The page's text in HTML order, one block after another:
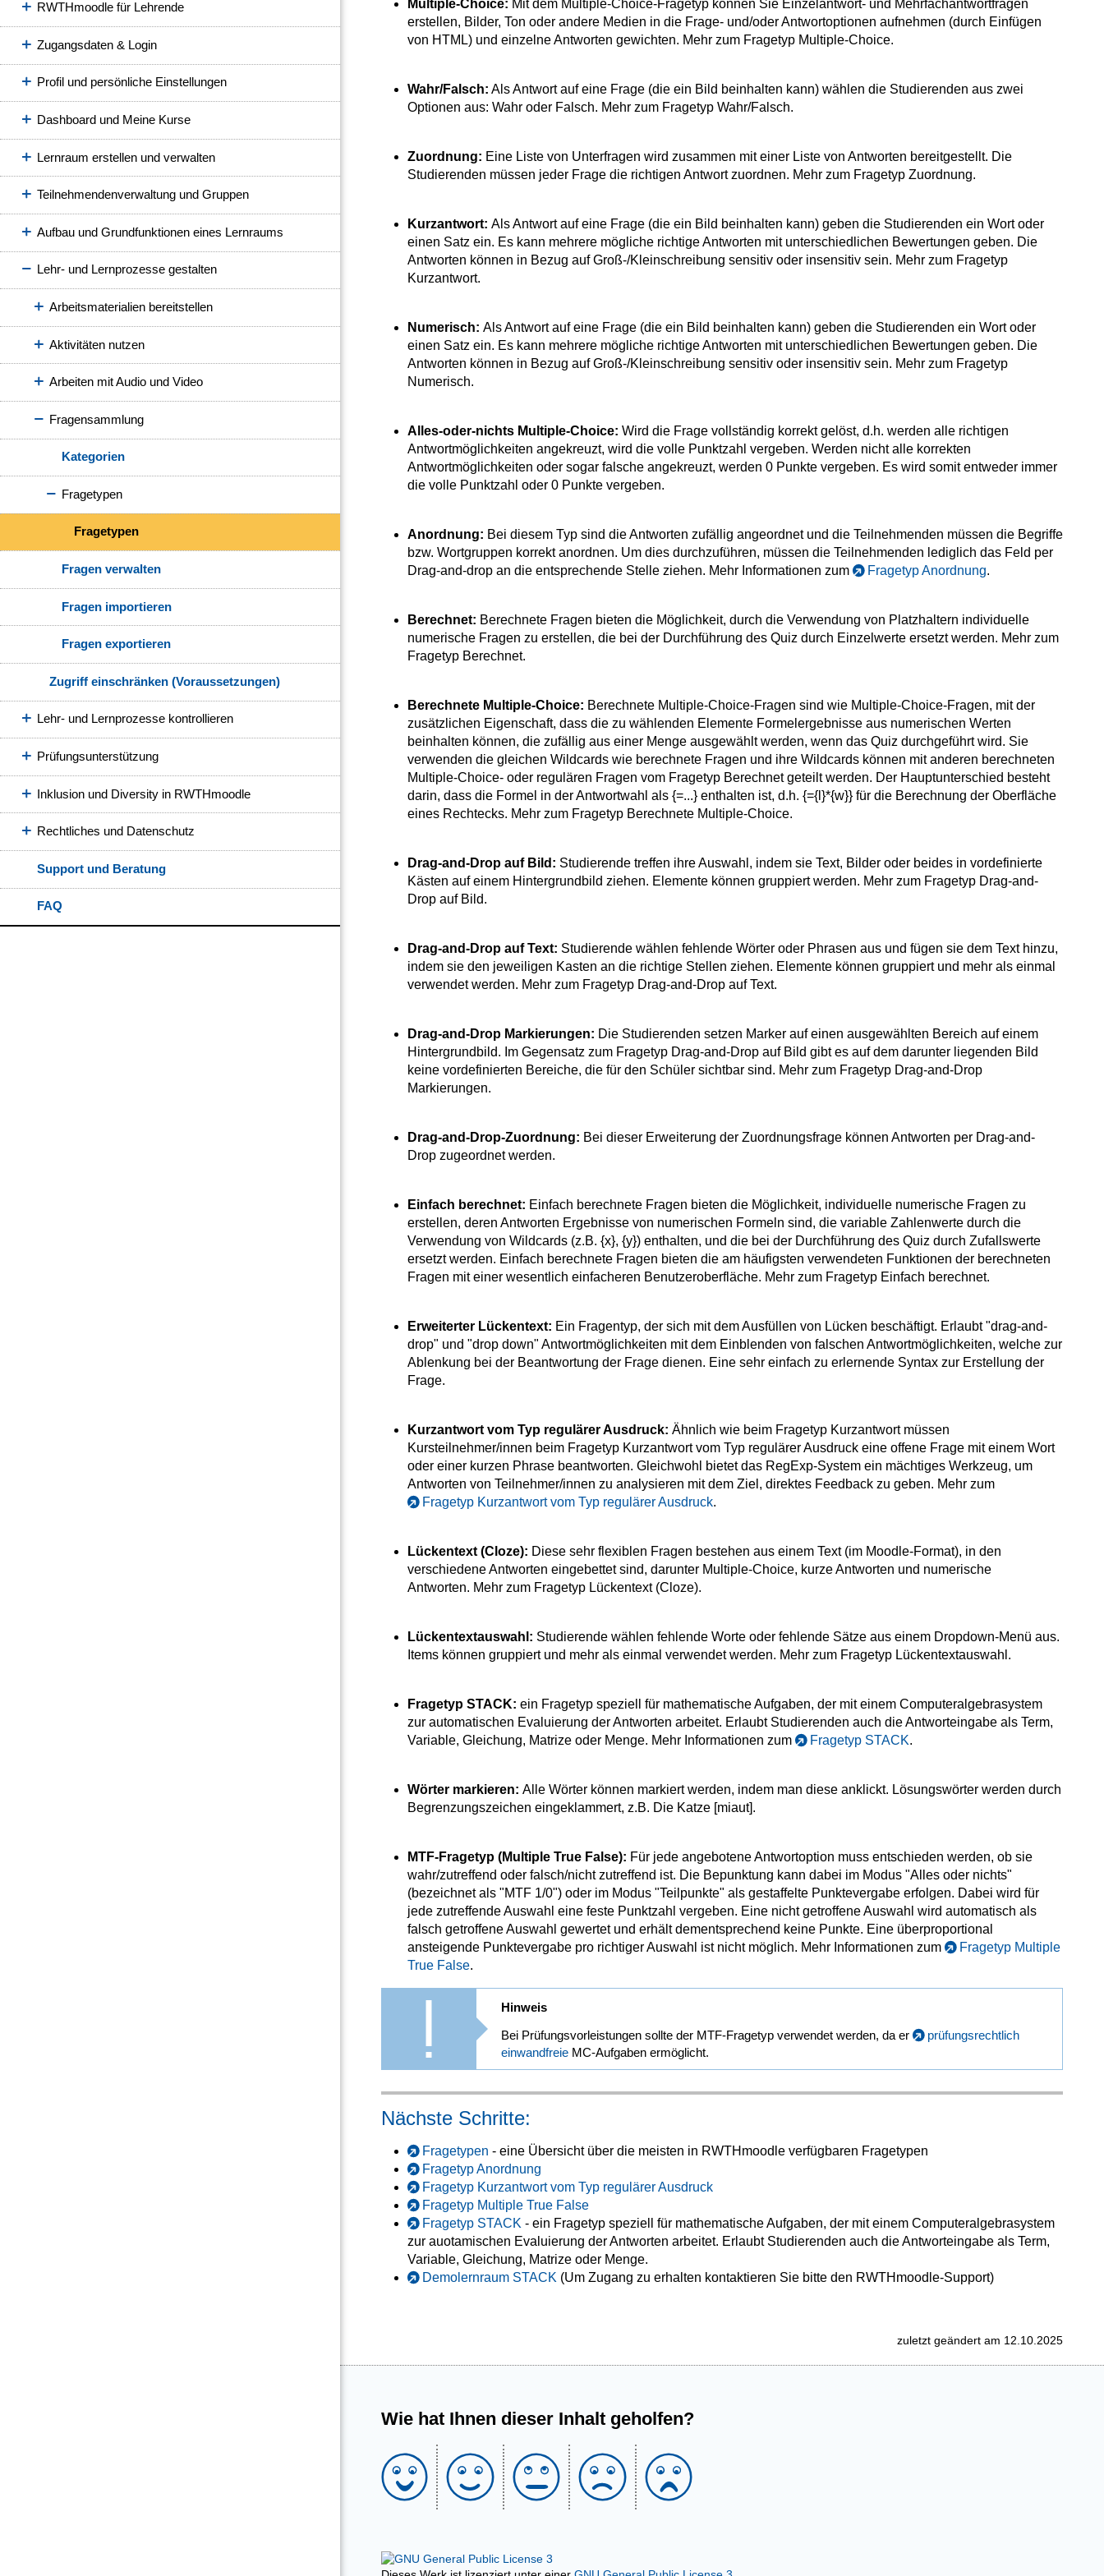
RWTHmoodle für Lehrende
Zugangsdaten & Login
Profil und persönliche Einstellungen
Dashboard und Meine Kurse
Lernraum erstellen und verwalten
Teilnehmendenverwaltung und Gruppen
Aufbau und Grundfunktionen eines Lernraums
Lehr- und Lernprozesse gestalten
Arbeitsmaterialien bereitstellen
Aktivitäten nutzen
Arbeiten mit Audio und Video
Fragensammlung
Kategorien
Fragetypen
Fragetypen
Fragen verwalten
Fragen importieren
Fragen exportieren
Zugriff einschränken (Voraussetzungen)
Lehr- und Lernprozesse kontrollieren
Prüfungsunterstützung
Inklusion und Diversity in RWTHmoodle
Rechtliches und Datenschutz
Support und Beratung
FAQ
Multiple-Choice: Mit dem Multiple-Choice-Fragetyp können Sie Einzelantwort- und Mehrfachantwortfragen
erstellen, Bilder, Ton oder andere Medien in die Frage- und/oder Antwortoptionen aufnehmen (durch Einfügen
von HTML) und einzelne Antworten gewichten. Mehr zum Fragetyp Multiple-Choice.
Wahr/Falsch: Als Antwort auf eine Frage (die ein Bild beinhalten kann) wählen die Studierenden aus zwei
Optionen aus: Wahr oder Falsch. Mehr zum Fragetyp Wahr/Falsch.
Zuordnung: Eine Liste von Unterfragen wird zusammen mit einer Liste von Antworten bereitgestellt. Die
Studierenden müssen jeder Frage die richtigen Antwort zuordnen. Mehr zum Fragetyp Zuordnung.
Kurzantwort: Als Antwort auf eine Frage (die ein Bild beinhalten kann) geben die Studierenden ein Wort oder
einen Satz ein. Es kann mehrere mögliche richtige Antworten mit unterschiedlichen Bewertungen geben. Die
Antworten können in Bezug auf Groß-/Kleinschreibung sensitiv oder insensitiv sein. Mehr zum Fragetyp
Kurzantwort.
Numerisch: Als Antwort auf eine Frage (die ein Bild beinhalten kann) geben die Studierenden ein Wort oder
einen Satz ein. Es kann mehrere mögliche richtige Antworten mit unterschiedlichen Bewertungen geben. Die
Antworten können in Bezug auf Groß-/Kleinschreibung sensitiv oder insensitiv sein. Mehr zum Fragetyp
Numerisch.
Alles-oder-nichts Multiple-Choice: Wird die Frage vollständig korrekt gelöst, d.h. werden alle richtigen
Antwortmöglichkeiten angekreuzt, wird die volle Punktzahl vergeben. Werden nicht alle korrekten
Antwortmöglichkeiten oder sogar falsche angekreuzt, werden 0 Punkte vergeben. Es wird somit entweder immer
die volle Punktzahl oder 0 Punkte vergeben.
Anordnung: Bei diesem Typ sind die Antworten zufällig angeordnet und die Teilnehmenden müssen die Begriffe
bzw. Wortgruppen korrekt anordnen. Um dies durchzuführen, müssen die Teilnehmenden lediglich das Feld per
Drag-and-drop an die entsprechende Stelle ziehen. Mehr Informationen zum
Fragetyp Anordnung.
Berechnet: Berechnete Fragen bieten die Möglichkeit, durch die Verwendung von Platzhaltern individuelle
numerische Fragen zu erstellen, die bei der Durchführung des Quiz durch Einzelwerte ersetzt werden. Mehr zum
Fragetyp Berechnet.
Berechnete Multiple-Choice: Berechnete Multiple-Choice-Fragen sind wie Multiple-Choice-Fragen, mit der
zusätzlichen Eigenschaft, dass die zu wählenden Elemente Formelergebnisse aus numerischen Werten
beinhalten können, die zufällig aus einer Menge ausgewählt werden, wenn das Quiz durchgeführt wird. Sie
verwenden die gleichen Wildcards wie berechnete Fragen und ihre Wildcards können mit anderen berechneten
Multiple-Choice- oder regulären Fragen vom Fragetyp Berechnet geteilt werden. Der Hauptunterschied besteht
darin, dass die Formel in der Antwortwahl als {=...} enthalten ist, d.h. {={l}*{w}} für die Berechnung der Oberfläche
eines Rechtecks. Mehr zum Fragetyp Berechnete Multiple-Choice.
Drag-and-Drop auf Bild: Studierende treffen ihre Auswahl, indem sie Text, Bilder oder beides in vordefinierte
Kästen auf einem Hintergrundbild ziehen. Elemente können gruppiert werden. Mehr zum Fragetyp Drag-and-
Drop auf Bild.
Drag-and-Drop auf Text: Studierende wählen fehlende Wörter oder Phrasen aus und fügen sie dem Text hinzu,
indem sie den jeweiligen Kasten an die richtige Stellen ziehen. Elemente können gruppiert und mehr als einmal
verwendet werden. Mehr zum Fragetyp Drag-and-Drop auf Text.
Drag-and-Drop Markierungen: Die Studierenden setzen Marker auf einen ausgewählten Bereich auf einem
Hintergrundbild. Im Gegensatz zum Fragetyp Drag-and-Drop auf Bild gibt es auf dem darunter liegenden Bild
keine vordefinierten Bereiche, die für den Schüler sichtbar sind. Mehr zum Fragetyp Drag-and-Drop
Markierungen.
Drag-and-Drop-Zuordnung: Bei dieser Erweiterung der Zuordnungsfrage können Antworten per Drag-and-
Drop zugeordnet werden.
Einfach berechnet: Einfach berechnete Fragen bieten die Möglichkeit, individuelle numerische Fragen zu
erstellen, deren Antworten Ergebnisse von numerischen Formeln sind, die variable Zahlenwerte durch die
Verwendung von Wildcards (z.B. {x}, {y}) enthalten, und die bei der Durchführung des Quiz durch Zufallswerte
ersetzt werden. Einfach berechnete Fragen bieten die am häufigsten verwendeten Funktionen der berechneten
Fragen mit einer wesentlich einfacheren Benutzeroberfläche. Mehr zum Fragetyp Einfach berechnet.
Erweiterter Lückentext: Ein Fragentyp, der sich mit dem Ausfüllen von Lücken beschäftigt. Erlaubt "drag-and-
drop" und "drop down" Antwortmöglichkeiten mit dem Einblenden von falschen Antwortmöglichkeiten, welche zur
Ablenkung bei der Beantwortung der Frage dienen. Eine sehr einfach zu erlernende Syntax zur Erstellung der
Frage.
Kurzantwort vom Typ regulärer Ausdruck: Ähnlich wie beim Fragetyp Kurzantwort müssen
Kursteilnehmer/innen beim Fragetyp Kurzantwort vom Typ regulärer Ausdruck eine offene Frage mit einem Wort
oder einer kurzen Phrase beantworten. Gleichwohl bietet das RegExp-System ein mächtiges Werkzeug, um
Antworten von Teilnehmer/innen zu analysieren mit dem Ziel, direktes Feedback zu geben. Mehr zum
Fragetyp Kurzantwort vom Typ regulärer Ausdruck.
Lückentext (Cloze): Diese sehr flexiblen Fragen bestehen aus einem Text (im Moodle-Format), in den
verschiedene Antworten eingebettet sind, darunter Multiple-Choice, kurze Antworten und numerische
Antworten. Mehr zum Fragetyp Lückentext (Cloze).
Lückentextauswahl: Studierende wählen fehlende Worte oder fehlende Sätze aus einem Dropdown-Menü aus.
Items können gruppiert und mehr als einmal verwendet werden. Mehr zum Fragetyp Lückentextauswahl.
Fragetyp STACK: ein Fragetyp speziell für mathematische Aufgaben, der mit einem Computeralgebrasystem
zur automatischen Evaluierung der Antworten arbeitet. Erlaubt Studierenden auch die Antworteingabe als Term,
Variable, Gleichung, Matrize oder Menge. Mehr Informationen zum
Fragetyp STACK.
Wörter markieren: Alle Wörter können markiert werden, indem man diese anklickt. Lösungswörter werden durch
Begrenzungszeichen eingeklammert, z.B. Die Katze [miaut].
MTF-Fragetyp (Multiple True False): Für jede angebotene Antwortoption muss entschieden werden, ob sie
wahr/zutreffend oder falsch/nicht zutreffend ist. Die Bepunktung kann dabei im Modus "Alles oder nichts"
(bezeichnet als "MTF 1/0") oder im Modus "Teilpunkte" als gestaffelte Punktevergabe erfolgen. Dabei wird für
jede zutreffende Auswahl eine feste Punktzahl vergeben. Eine nicht getroffene Auswahl wird automatisch als
falsch getroffene Auswahl gewertet und erhält dementsprechend keine Punkte. Eine überproportional
ansteigende Punktevergabe pro richtiger Auswahl ist nicht möglich. Mehr Informationen zum
Fragetyp Multiple
True False.
Hinweis
Bei Prüfungsvorleistungen sollte der MTF-Fragetyp verwendet werden, da er
prüfungsrechtlich
einwandfreie MC-Aufgaben ermöglicht.
Nächste Schritte:
Fragetypen - eine Übersicht über die meisten in RWTHmoodle verfügbaren Fragetypen
Fragetyp Anordnung
Fragetyp Kurzantwort vom Typ regulärer Ausdruck
Fragetyp Multiple True False
Fragetyp STACK - ein Fragetyp speziell für mathematische Aufgaben, der mit einem Computeralgebrasystem
zur auotamischen Evaluierung der Antworten arbeitet. Erlaubt Studierenden auch die Antworteingabe als Term,
Variable, Gleichung, Matrize oder Menge.
Demolernraum STACK (Um Zugang zu erhalten kontaktieren Sie bitte den RWTHmoodle-Support)
zuletzt geändert am 12.10.2025
Wie hat Ihnen dieser Inhalt geholfen?